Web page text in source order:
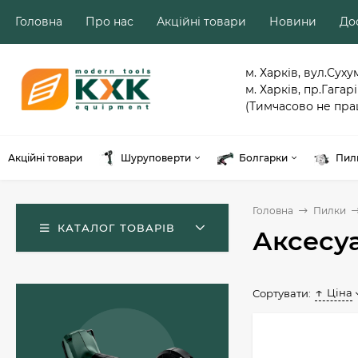
Головна Про нас Акційні товари Новини
м. Харків,
м. Харків,
(Тимчасово не
Акційні товари Шуруповерти Болгарки
Головна Пилки
Сортувати: Ціна
КАТАЛОГ ТОВАРІВ
Акумуляторний